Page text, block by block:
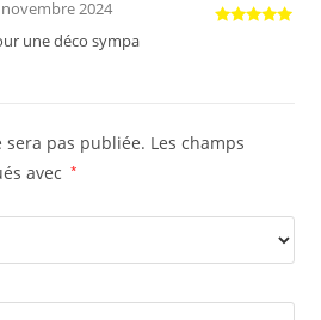
2024
une déco sympa
sera pas publiée. Les champs
avec
*